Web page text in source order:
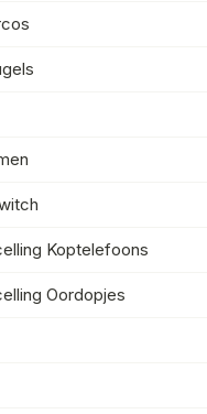
Koptelefoons
Oordopjes